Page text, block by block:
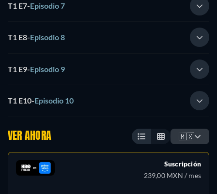
T1 E7-Episodio 7
T1 E8-Episodio 8
T1 E9-Episodio 9
T1 E10-Episodio 10
VER AHORA 🇲🇽
Suscripción
239,00 MXN / mes